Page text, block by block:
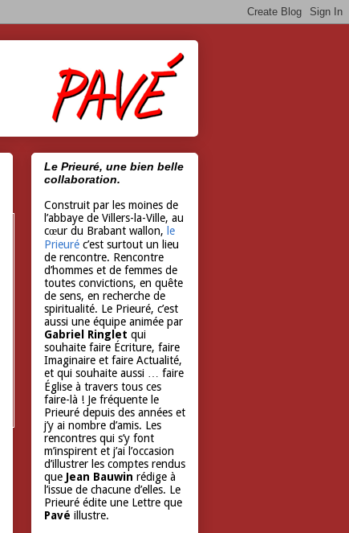
Le Prieuré, une bien belle
collaboration.
Construit par les moines de
l’abbaye de Villers-la-Ville, au
cœur du Brabant wallon, le
Prieuré c’est surtout un lieu
de rencontre. Rencontre
d’hommes et de femmes de
toutes convictions, en quête
de sens, en recherche de
spiritualité. Le Prieuré, c’est
aussi une équipe animée par
Gabriel Ringlet qui
souhaite faire Écriture, faire
Imaginaire et faire Actualité,
et qui souhaite aussi … faire
Église à travers tous ces
faire-là ! Je fréquente le
Prieuré depuis des années et
j’y ai nombre d’amis. Les
rencontres qui s’y font
m’inspirent et j’ai l’occasion
d’illustrer les comptes rendus
que Jean Bauwin rédige à
l’issue de chacune d’elles. Le
Prieuré édite une Lettre que
Pavé illustre.